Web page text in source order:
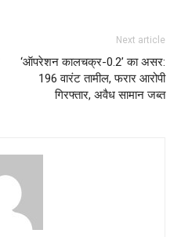
Next article
‘ऑपरेशन कालचक्र-0.2’ का असर:
196 वारंट तामील, फरार आरोपी
गिरफ्तार, अवैध सामान जब्त